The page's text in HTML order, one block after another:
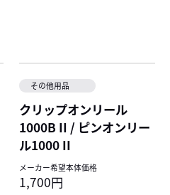
その他用品
クリップオンリール
1000B II / ピンオンリー
ル1000 II
メーカー希望本体価格
1,700円